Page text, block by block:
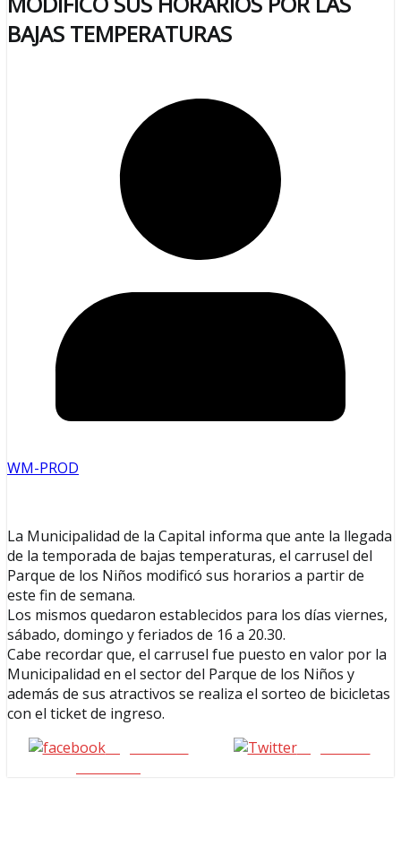
BAJAS TEMPERATURAS
WM-PROD
La Municipalidad de la Capital informa que ante la llegada
de la temporada de bajas temperaturas, el carrusel del
Parque de los Niños modificó sus horarios a partir de
este fin de semana.
Los mismos quedaron establecidos para los días viernes,
sábado, domingo y feriados de 16 a 20.30.
Cabe recordar que, el carrusel fue puesto en valor por la
Municipalidad en el sector del Parque de los Niños y
además de sus atractivos se realiza el sorteo de bicicletas
con el ticket de ingreso.
Seguinos en
seguinos X